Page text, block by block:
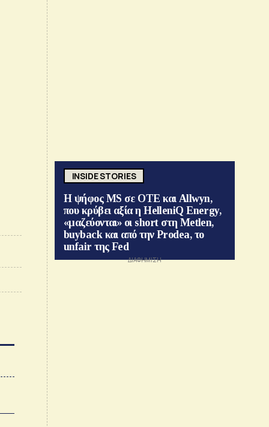
INSIDE STORIES
Η ψήφος MS σε ΟΤΕ και Allwyn,
που κρύβει αξία η HelleniQ Energy,
«μαζεύονται» οι short στη Metlen,
buyback και από την Prodea, το
unfair της Fed